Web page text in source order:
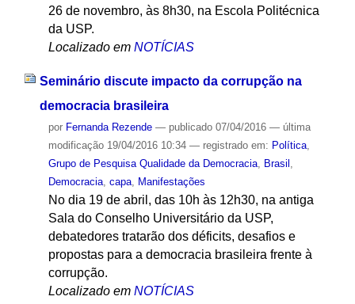
26 de novembro, às 8h30, na Escola Politécnica
da USP.
Localizado em NOTÍCIAS
Seminário discute impacto da corrupção na
democracia brasileira
por Fernanda Rezende — publicado07/04/2016 — última
modificação19/04/2016 10:34 — registrado em: Política,
Grupo de Pesquisa Qualidade da Democracia, Brasil
Democracia, capa, Manifestações
No dia 19 de abril, das 10h às 12h30, na antiga
Sala do Conselho Universitário da USP,
debatedores tratarão dos déficits, desafios e
propostas para a democracia brasileira frente à
corrupção.
Localizado em NOTÍCIAS